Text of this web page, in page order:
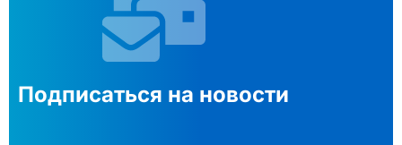
Подписаться на новости